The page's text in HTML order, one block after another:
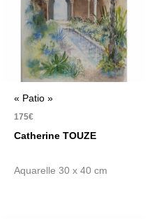
« Patio »
175€
Catherine TOUZE
Aquarelle 30 x 40 cm